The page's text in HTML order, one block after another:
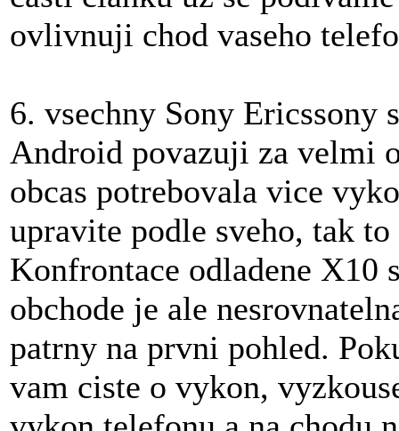
ovlivnuji chod vaseho
6. vsechny Sony Ericssony
Android povazuji za velmi
obcas potrebovala vice
upravite podle sveho, tak
Konfrontace odladene X10
obchode je ale
patrny na prvni pohled.
vam ciste o vykon,